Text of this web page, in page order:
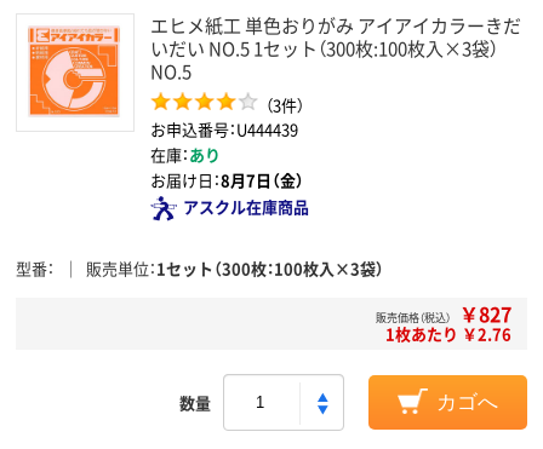
エヒメ紙工 単色おりがみ アイアイカラーきだ
いだい NO.5 1セット（300枚:100枚入×3袋）
NO.5
（3件）
お申込番号：U444439
在庫：あり
お届け日：8月7日（金）
アスクル在庫商品
型番 販売単位 1セット（300枚：100枚入×3袋）
販売価格（税込） ￥827
1枚あたり ￥2.76
数量 カゴへ